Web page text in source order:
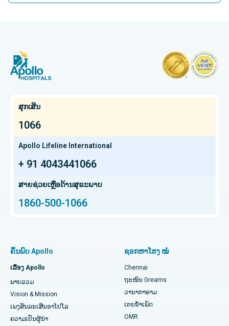
ຊອກຫາແພດຊ່ຽວຊານດ້ານກະດູກ
ຊອກຫາແພດຊ່ຽວຊານດ້ານກະເພາະອາຫານ
ຊອກຫາແພດຜ່າຕັດປ່ຽນຖ່າຍອະໄວຍະວະ
ຊອກຫາຜູ້ຊ່ຽວຊານດ້ານຫູ ດັງ ດັງ ແລະ ດັງ
ຊອກຫາໝໍແຂ້ວ
ຊອກຫາແພດເດັກ
ໂຮງໝໍທີ່ດີທີ່ສຸດໃນ Teynampet, Chennai
ໂຮງໝໍທີ່ດີທີ່ສຸດໃນ OMR, Chennai
ໂຮງໝໍມະເຮັງທີ່ດີທີ່ສຸດໃນ Bhat, Gandhinagar, Ahmedabad
ໂຮງໝໍມະເຮັງທີ່ດີທີ່ສຸດໃນເມືອງອີເລັກໂທຣນິກ, ບັງກາລໍ
ໂຮງໝໍມະເຮັງທີ່ດີທີ່ສຸດໃນ Teynampet, Chennai
ໂຮງໝໍມະເຮັງທີ່ດີທີ່ສຸດໃນ HSR Layout, Bangalore
ສູນມະເຮັງໂປຣຕອນທີ່ດີທີ່ສຸດໃນ Chennai
ໂຮງໝໍເດັກທີ່ດີທີ່ສຸດໃນ Thousand Lights, Chennai
ໂຮງໝໍທີ່ດີທີ່ສຸດໃນ PH Road, Chennai
ສູນຫົວໃຈທີ່ດີທີ່ສຸດໃນ Thousand Lights, Chennai
ໂຮງໝໍທີ່ດີທີ່ສຸດໃນ Jubilee Hills, Hyderabad
Laparoscopic Cholecystectomy
ການຕັດມົດລູກ
Kidney Transplant
Extracorporeal Shockwave Lithotripsy
Liver transplant
ການປັ້ນປອດ
ສະໂພກ Arthroscopy
Total Hip Replacement
ໄວຕິດຕາມການທົດແທນ Knee Knee
Sleeve Gastrectomy
ການຜ່າຕັດ Lasik
ສຸກເສີນ
1066
Apollo Lifeline International
+ 91 4043441066
ສາຍຊ່ວຍເຫຼືອດ້ານສຸຂະພາບ
1860-500-1066
ຄົ້ນພົບ Apollo
ເລື່ອງ Apollo
ພາບລວມ
Vision & Mission
ເພງສັນລະເສີນອາໂປໂລ
ຄວາມເປັນຜູ້ນໍາ
ຊອກຫາໂຮງ ໝໍ
Chennai
ຖະໜົນ Greams
ວານາກາຣາມ
ເຕຍນໍ້າເພັດ
OMR